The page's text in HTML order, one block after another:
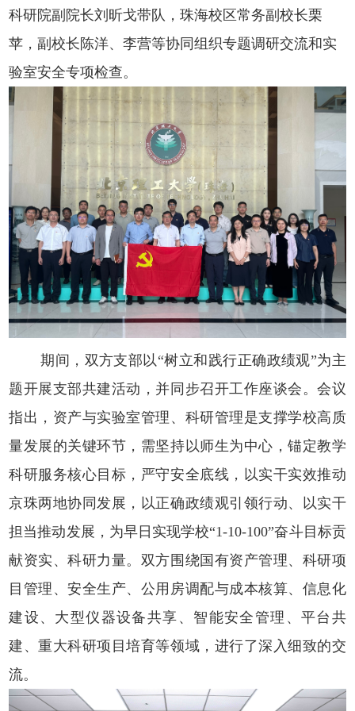
科研院副院长刘昕戈带队，珠海校区常务副校长栗
苹，副校长陈洋、李营等协同组织专题调研交流和实
验室安全专项检查。
期间，双方支部以“树立和践行正确政绩观”为主
题开展支部共建活动，并同步召开工作座谈会。会议
指出，资产与实验室管理、科研管理是支撑学校高质
量发展的关键环节，需坚持以师生为中心，锚定教学
科研服务核心目标，严守安全底线，以实干实效推动
京珠两地协同发展，以正确政绩观引领行动、以实干
担当推动发展，为早日实现学校“1-10-100”奋斗目标贡
献资实、科研力量。双方围绕国有资产管理、科研项
目管理、安全生产、公用房调配与成本核算、信息化
建设、大型仪器设备共享、智能安全管理、平台共
建、重大科研项目培育等领域，进行了深入细 致的交
流。